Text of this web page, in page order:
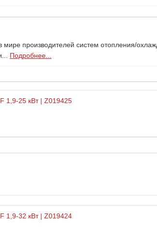
производителей систем отопления/
Подробнее...